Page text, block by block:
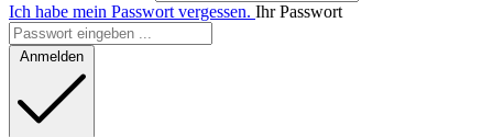
Ich habe mein Passwort vergessen. Ihr Passwort
Anmelden